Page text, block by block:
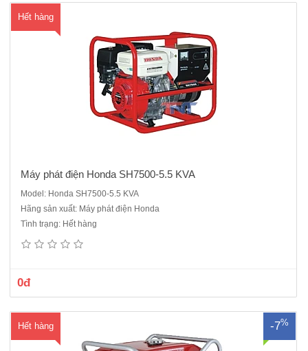
Hết hàng
Máy phát điện Honda SH7500-5.5 KVA
Model: Honda SH7500-5.5 KVA
Hãng sản xuất: Máy phát điện Honda
Tình trạng: Hết hàng
0đ
Hết hàng -7%
Máy phát điện Honda Elemax SV6500 - Máy 1 pha chạy xăngĐộng
3000Đầu phát: SawafujiBảng điều khiển: SawafujiCông suất liên tục